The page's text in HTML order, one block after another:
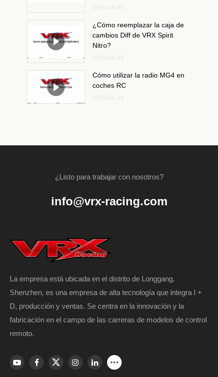
¿Cómo reemplazar la caja de
cambios Diff de VRX Spirit
Nitro?
Cómo utilizar la radio MG4 en
coches RC
¿Listo para trabajar con nosotros?
info@vrx-racing.com
La empresa está ubicada en el distrito de Longgang,
Shenzhen, es una empresa de alta tecnología que integra I +
D, producción y ventas. Se centra en la innovación y la
fabricación en el campo de las carreras de modelos de control
remoto.